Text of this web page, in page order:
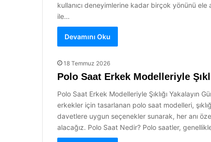
kullanıcı deneyimlerine kadar birçok yönünü
ile…
Devamını Oku
18 Temmuz 2026
Polo Saat Erkek Modelleriyle
Polo Saat Erkek Modelleriyle Şıklığı Yakalayın
erkekler için tasarlanan polo saat modelleri,
davetlere uygun seçenekler sunarak, her anı
alacağız. Polo Saat Nedir? Polo saatler,